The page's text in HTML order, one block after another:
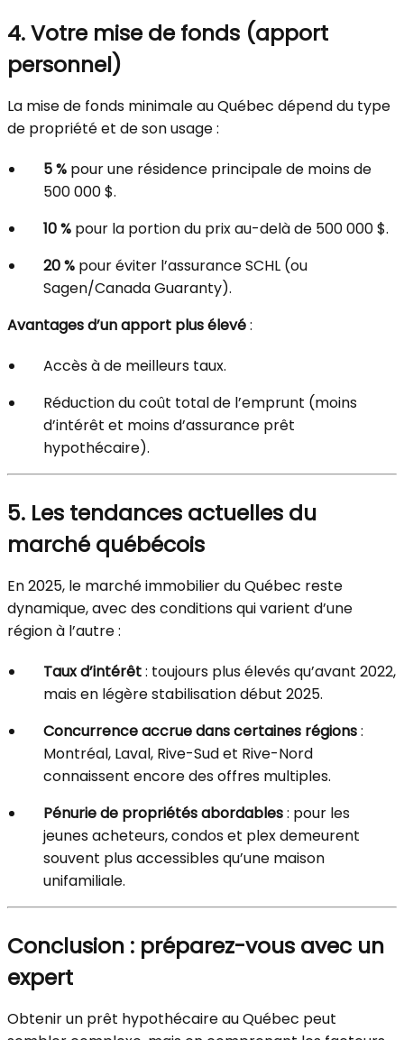
4. Votre mise de fonds (apport
personnel)
La mise de fonds minimale au Québec dépend du type
de propriété et de son usage :
5 % pour une résidence principale de moins de
500 000 $.
10 % pour la portion du prix au-delà de 500 000 $.
20 % pour éviter l’assurance SCHL (ou
Sagen/Canada Guaranty).
Avantages d’un apport plus élevé:
Accès à de meilleurs taux.
Réduction du coût total de l’emprunt (moins
d’intérêt et moins d’assurance prêt
hypothécaire).
5. Les tendances actuelles du
marché québécois
En 2025, le marché immobilier du Québec reste
dynamique, avec des conditions qui varient d’une
région à l’autre :
Taux d’intérêt: toujours plus élevés qu’avant 2022,
mais en légère stabilisation début 2025.
Concurrence accrue dans certaines régions:
Montréal, Laval, Rive-Sud et Rive-Nord
connaissent encore des offres multiples.
Pénurie de propriétés abordables: pour les
jeunes acheteurs, condos et plex demeurent
souvent plus accessibles qu’une maison
unifamiliale.
Conclusion : préparez-vous avec un
expert
Obtenir un prêt hypothécaire au Québec peut